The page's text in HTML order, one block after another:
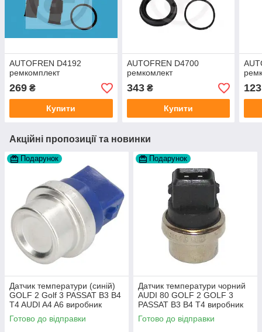
AUTOFREN D4192
ремкомплект
269 ₴
Купити
AUTOFREN D4700
ремкомлект
343₴
Купити
123
Акційні пропозиції та новинки
Подарунок
Датчик температури (синій)
GOLF 2 Golf 3 PASSAT B3 B4
T4 AUDI A4 A6 виробник
Topran Німеччина
Готово до відправки
Подарунок
Датчик температури чорний
AUDI 80 GOLF 2 GOLF 3
PASSAT B3 B4 T4 виробник
TOPRAN Німеччина
Готово до відправки